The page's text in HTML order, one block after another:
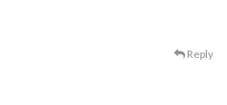
Reply